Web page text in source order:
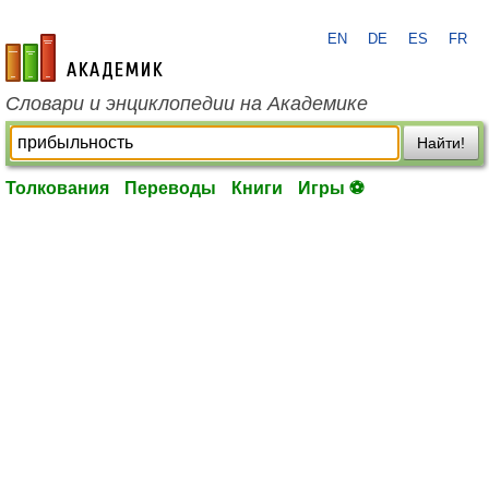
academic.ru
EN DE ES FR
Словари и энциклопедии на Академике
Найти!
Толкования Переводы Книги Игры ⚽